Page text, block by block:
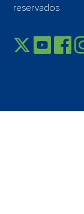
reservados